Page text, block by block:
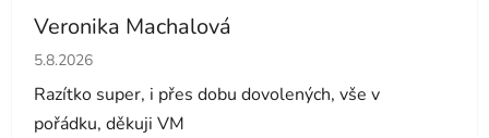
Veronika Machalová
Hodnocení obchodu je 5 z 5 hvězdiček.
5.8.2026
Razítko super, i přes dobu dovolených, vše v
pořádku, děkuji VM